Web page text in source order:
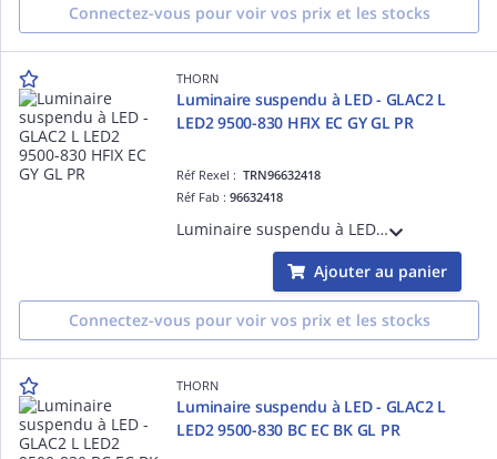
Connectez-vous pour voir vos prix et les stocks
THORN
Luminaire suspendu à LED - GLAC2 L
LED2 9500-830 HFIX EC GY GL PR
Réf Rexel :TRN96632418
Réf Fab :96632418
Luminaire suspendu à LED - GLAC2 L LED2 9500-830 HFIX EC GY GL PR - Câble pour raccordement de luminaires ¿ 2.5 m ¿ 74.3W ¿ 3000K ¿ IP20 ¿ version DALI
Ajouter au panier
Connectez-vous pour voir vos prix et les stocks
THORN
Luminaire suspendu à LED - GLAC2 L
LED2 9500-830 BC EC BK GL PR